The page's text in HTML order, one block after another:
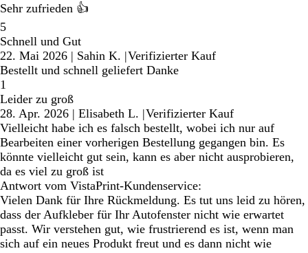
Sehr zufrieden 👍
5
Schnell und Gut
22. Mai 2026 | Sahin K. |Verifizierter Kauf
Bestellt und schnell geliefert Danke
1
Leider zu groß
28. Apr. 2026 | Elisabeth L. |Verifizierter Kauf
Vielleicht habe ich es falsch bestellt, wobei ich nur auf
Bearbeiten einer vorherigen Bestellung gegangen bin. Es
könnte vielleicht gut sein, kann es aber nicht ausprobieren,
da es viel zu groß ist
Antwort vom VistaPrint-Kundenservice:
Vielen Dank für Ihre Rückmeldung. Es tut uns leid zu hören,
dass der Aufkleber für Ihr Autofenster nicht wie erwartet
passt. Wir verstehen gut, wie frustrierend es ist, wenn man
sich auf ein neues Produkt freut und es dann nicht wie